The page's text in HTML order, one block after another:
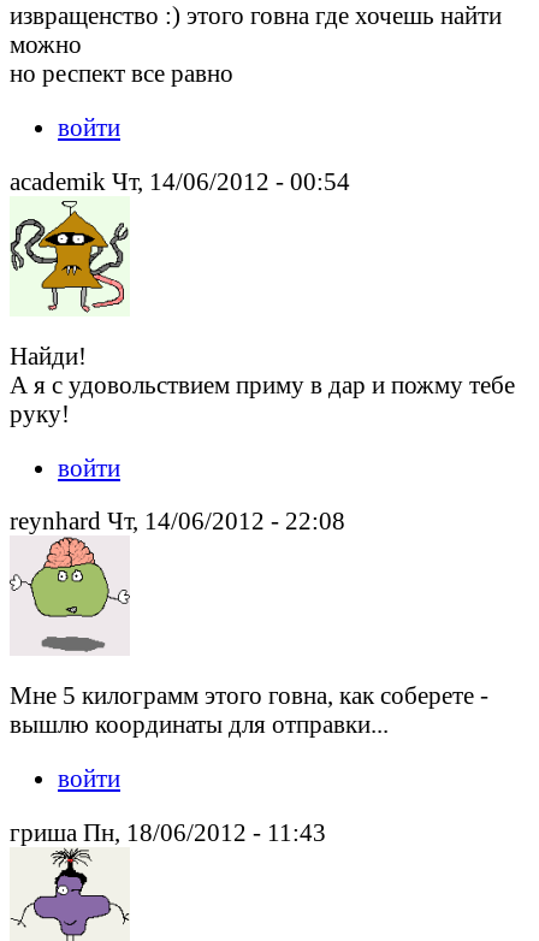
извращенство :) этого говна где хочешь найти
можно
но респект все равно
войти
academik Чт, 14/06/2012 - 00:54
Найди!
А я с удовольствием приму в дар и пожму тебе
руку!
войти
reynhard Чт, 14/06/2012 - 22:08
Мне 5 килограмм этого говна, как соберете -
вышлю координаты для отправки...
войти
гриша Пн, 18/06/2012 - 11:43